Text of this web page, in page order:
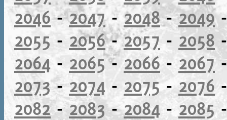
2046-2047- 2048-2049
2055 - 2056-2057 - 2058
2064 - 2065-2066-2067
2073-2074 - 2075-2076
2082-2083-2084-2085